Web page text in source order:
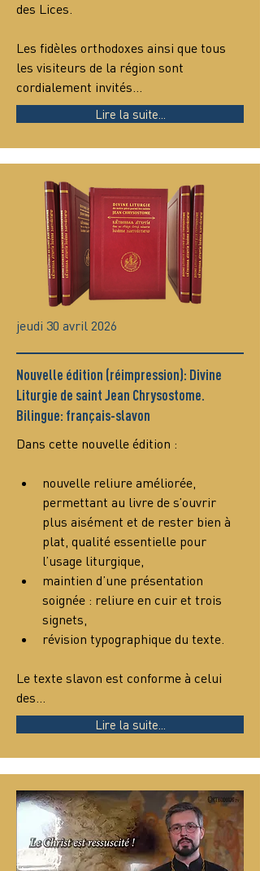
des Lices.
Les fidèles orthodoxes ainsi que tous
les visiteurs de la région sont
cordialement invités…
Lire la suite...
jeudi 30 avril 2026
Nouvelle édition (réimpression): Divine
Liturgie de saint Jean Chrysostome.
Bilingue: français-slavon
Dans cette nouvelle édition :
nouvelle reliure améliorée,
permettant au livre de s’ouvrir
plus aisément et de rester bien à
plat, qualité essentielle pour
l’usage liturgique,
maintien d’une présentation
soignée : reliure en cuir et trois
signets,
révision typographique du texte.
Le texte slavon est conforme à celui
des…
Lire la suite...